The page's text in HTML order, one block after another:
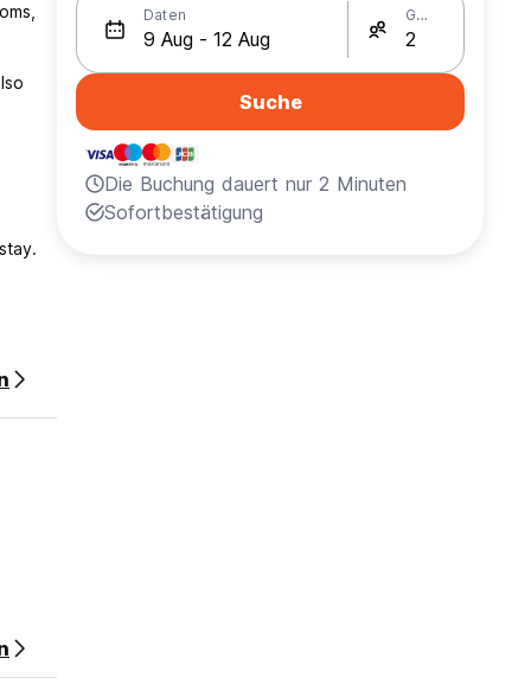
Daten Gäste
Suche
Die Buchung dauert nur 2 Minuten
Sofortbestätigung